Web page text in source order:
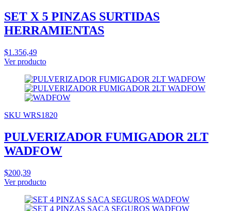
SET X 5 PINZAS SURTIDAS
HERRAMIENTAS
$1.356,49
Ver producto
SKU WRS1820
PULVERIZADOR FUMIGADOR 2LT
WADFOW
$200,39
Ver producto